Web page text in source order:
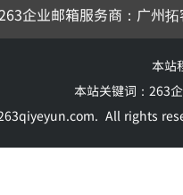
企业邮箱服务商：广州
本站
本站关键词： 263
All rights